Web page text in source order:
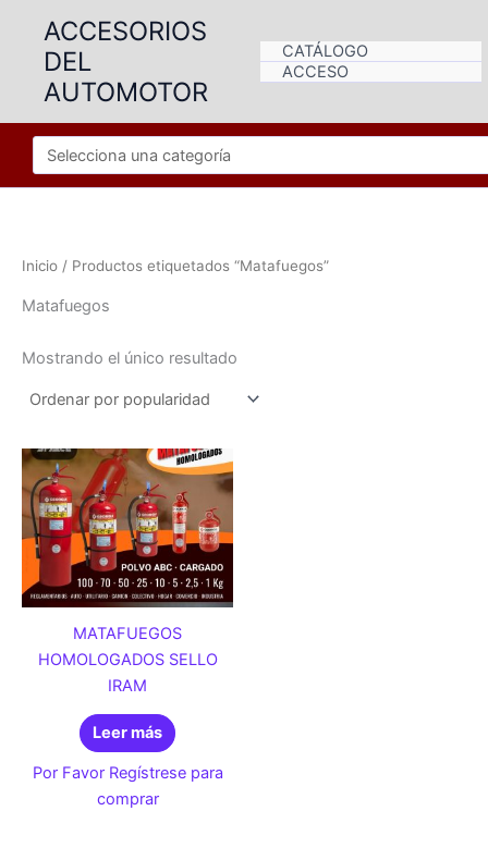
contenido
ACCESORIOS
DEL
AUTOMOTOR
CATÁLOGO
ACCESO
Inicio / Productos etiquetados “Matafuegos”
Matafuegos
Mostrando el único resultado
MATAFUEGOS
HOMOLOGADOS SELLO
IRAM
Leer más
Por Favor Regístrese para
comprar